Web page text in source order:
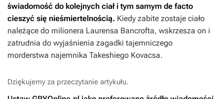
świadomość do kolejnych ciał i tym samym de facto
cieszyć się nieśmiertelnością. Kiedy zabite zostaje ciało
należące do milionera Laurensa Bancrofta, wskrzesza on i
zatrudnia do wyjaśnienia zagadki tajemniczego
morderstwa najemnika Takeshiego Kovacsa.
Dziękujemy za przeczytanie artykułu.